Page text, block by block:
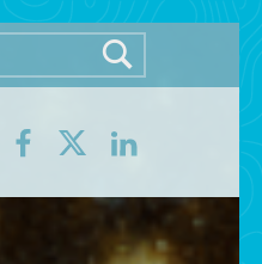
Facebook
TwitterLinkedIn